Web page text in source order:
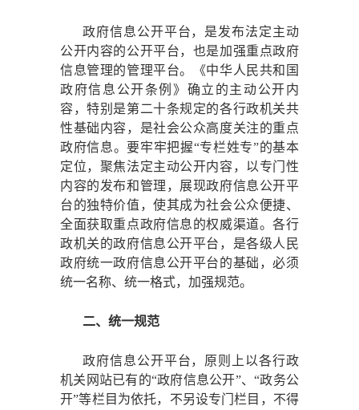
政府信息公开平台，是发布法定主动
公开内容的公开平台，也是加强重点政府
信息管理的管理平台。《中华人民共和国
政府信息公开条例》确立的主动公开内
容，特别是第二十条规定的各行政机关共
性基础内容，是社会公众高度关注的重点
政府信息。要牢牢把握“专栏姓专”的基本
定位，聚焦法定主动公开内容，以专门性
内容的发布和管理，展现政府信息公开平
台的独特价值，使其成为社会公众便捷、
全面获取重点政府信息的权威渠道。各行
政机关的政府信息公开平台，是各级人民
政府统一政府信息公开平台的基础，必须
统一名称、统一格式，加强规范。
二、统一规范
政府信息公开平台，原则上以各行政
机关网站已有的“政府信息公开”、“政务公
开”等栏目为依托，不另设专门栏目，不得